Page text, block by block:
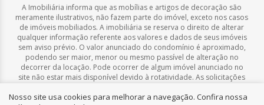
A Imobiliária informa que as mobílias e artigos de decoração são
meramente ilustrativos, não fazem parte do imóvel, exceto nos casos
de imóveis mobiliados. A imobiliária se reserva o direito de alterar
qualquer informação referente aos valores e dados de seus imóveis
sem aviso prévio. O valor anunciado do condomínio é aproximado,
podendo ser maior, menor ou mesmo passível de alteração no
decorrer da locação. Pode ocorrer de algum imóvel anunciado no
site não estar mais disponível devido à rotatividade. As solicitações
de quaisquer imóveis.
Nosso site usa cookies para melhorar a navegação. Confira nossa